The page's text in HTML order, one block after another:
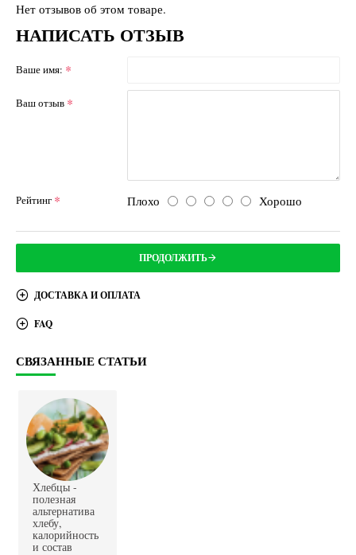
Нет отзывов об этом товаре.
НАПИСАТЬ ОТЗЫВ
Ваше имя:
Ваш отзыв
Рейтинг Плохо Хорошо
ПРОДОЛЖИТЬ
ДОСТАВКА И ОПЛАТА
FAQ
СВЯЗАННЫЕ СТАТЬИ
Хлебцы -
полезная
альтернатива
хлебу,
калорийность
и состав